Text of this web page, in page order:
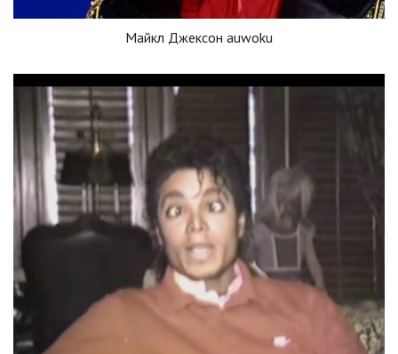
Майкл Джексон auwoku